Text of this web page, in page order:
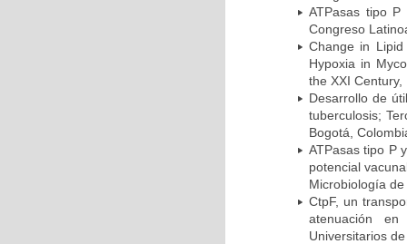
ATPasas tipo P
Congreso
Change in
Hypoxia in
the XXI
Desarrollo de
tuberculosis;
Bogotá,
ATPasas tipo P
potencial
Microbiología
CtpF, un
atenuación
Universitarios